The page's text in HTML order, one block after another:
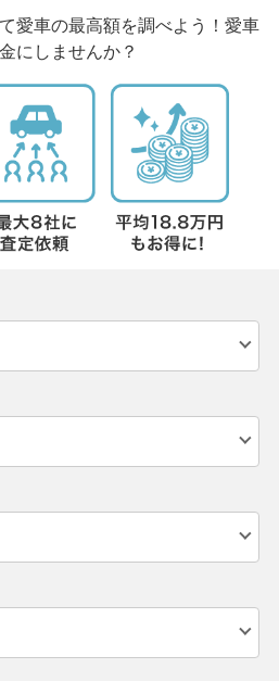
愛車の最高額を調べよう！愛車
にしませんか？